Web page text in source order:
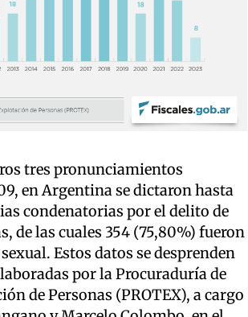
tres pronunciamientos
en Argentina se dictaron hasta
condenatorias por el delito de
de las cuales 354 (75,80%) fueron
Estos datos se desprenden
por la Procuraduría de
de Personas (PROTEX), a cargo